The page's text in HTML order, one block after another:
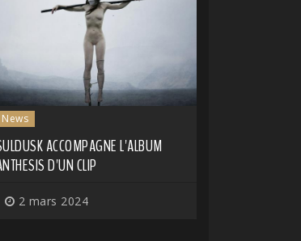
News
ACCOMPAGNE L'ALBUM
D'UN CLIP
2 mars 2024